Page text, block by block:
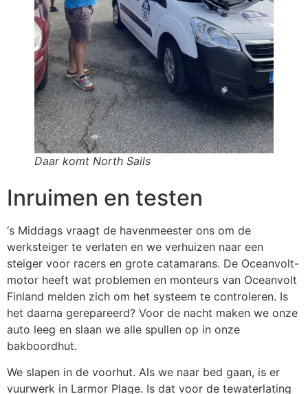
Daar komt North Sails
Inruimen en testen
‘s Middags vraagt ​​de havenmeester ons om de
werksteiger te verlaten en we verhuizen naar een
steiger voor racers en grote catamarans. De Oceanvolt-
motor heeft wat problemen en monteurs van Oceanvolt
Finland melden zich om het systeem te controleren. Is
het daarna gerepareerd? Voor de nacht maken we onze
auto leeg en slaan we alle spullen op in onze
bakboordhut.
We slapen in de voorhut. Als we naar bed gaan, is er
vuurwerk in Larmor Plage. Is dat voor de tewaterlating